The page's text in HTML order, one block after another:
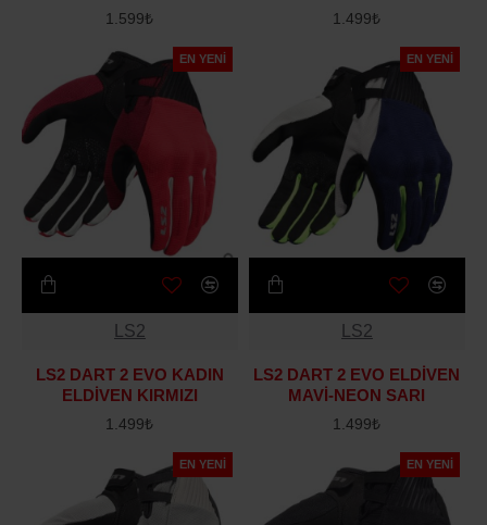
1.599₺ 1.499₺
EN YENI
LS2
LS2 DART 2 EVO KADIN
ELDİVEN KIRMIZI
1.499₺
EN YENI
LS2
LS2 DART 2 EVO ELDİVEN
MAVİ-NEON SARI
1.499₺
EN YENI EN YENI